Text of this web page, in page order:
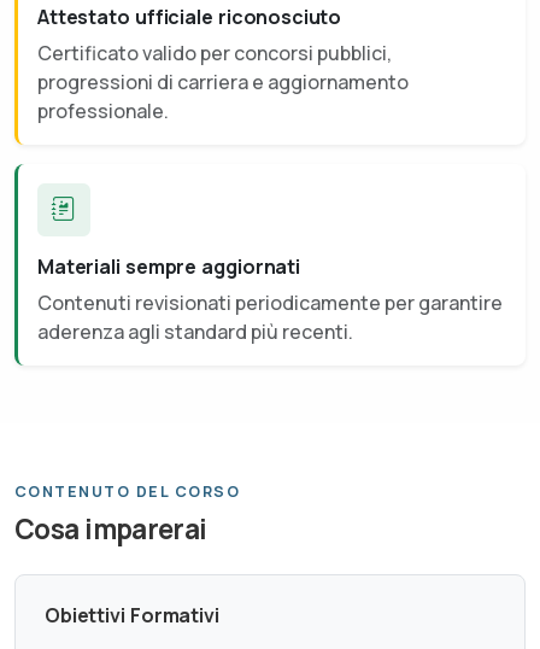
Attestato ufficiale riconosciuto
Certificato valido per concorsi pubblici,
progressioni di carriera e aggiornamento
professionale.
Materiali sempre aggiornati
Contenuti revisionati periodicamente per garantire
aderenza agli standard più recenti.
CONTENUTO DEL CORSO
Cosa imparerai
Obiettivi Formativi